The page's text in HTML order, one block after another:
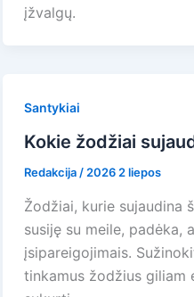
įžvalgų.
Santykiai
Kokie žodžiai
Redakcija / 2026 2 liepos
Žodžiai, kurie sujaudina
susiję su meile, padėka,
įsipareigojimais.
tinkamus žodžius giliam